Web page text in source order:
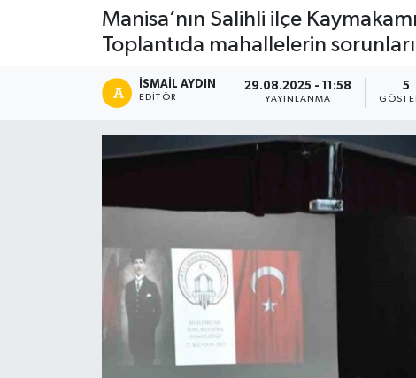
Manisa’nın Salihli ilçe
Toplantıda mahallelerin sorunları
İSMAIL AYDIN
EDITÖR
29.08.2025 - 11:58
YAYINLANMA
5
RESMİ REKLAM